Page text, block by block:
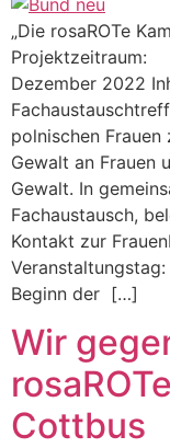
„Die rosaROTe
Dezember 2022
polnischen Frauen
Gewalt an Frauen
Gewalt. In
Fachaustausch,
Kontakt zur
Beginn der […]
Wir
Cottbus